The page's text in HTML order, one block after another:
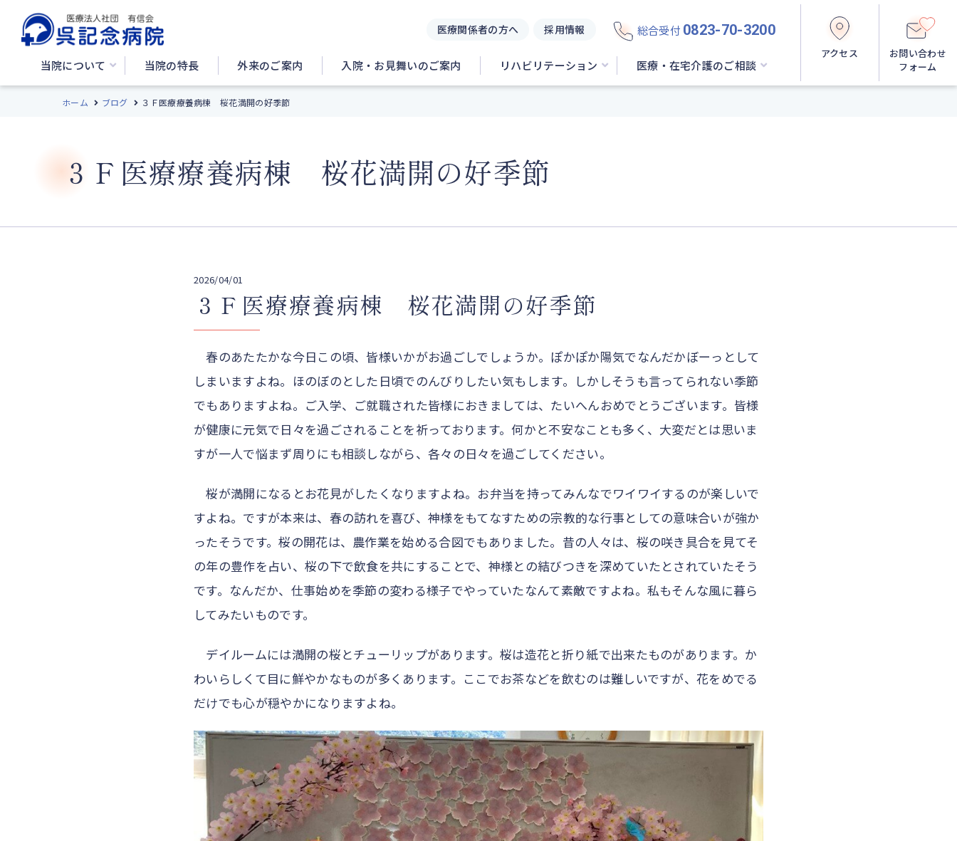
医療関係者の方へ 採用情報 総合受付 0823-70-3200
当院について 当院の特長 外来のご案内 入院・お見舞いのご案内 リハビリテーション 医療・在宅介護のご相談
アクセス
お問い合わせ
フォーム
ホーム ブログ ３Ｆ医療療養病棟 桜花満開の好季節
３Ｆ医療療養病棟 桜花満開の好季節
2026/04/01
３Ｆ医療療養病棟 桜花満開の好季節
春のあたたかな今日この頃、皆様いかがお過ごしでしょうか。ぽかぽか陽気でなんだかぼーっとして
しまいますよね。ほのぼのとした日頃でのんびりしたい気もします。しかしそうも言ってられない季節
でもありますよね。ご入学、ご就職された皆様におきましては、たいへんおめでとうございます。皆様
が健康に元気で日々を過ごされることを祈っております。何かと不安なことも多く、大変だとは思いま
すが一人で悩まず周りにも相談しながら、各々の日々を過ごしてください。
桜が満開になるとお花見がしたくなりますよね。お弁当を持ってみんなでワイワイするのが楽しいで
すよね。ですが本来は、春の訪れを喜び、神様をもてなすための宗教的な行事としての意味合いが強か
ったそうです。桜の開花は、農作業を始める合図でもありました。昔の人々は、桜の咲き具合を見てそ
の年の豊作を占い、桜の下で飲食を共にすることで、神様との結びつきを深めていたとされていたそう
です。なんだか、仕事始めを季節の変わる様子でやっていたなんて素敵ですよね。私もそんな風に暮ら
してみたいものです。
デイルームには満開の桜とチューリップがあります。桜は造花と折り紙で出来たものがあります。か
わいらしくて目に鮮やかなものが多くあります。ここでお茶などを飲むのは難しいですが、花をめでる
だけでも心が穏やかになりますよね。